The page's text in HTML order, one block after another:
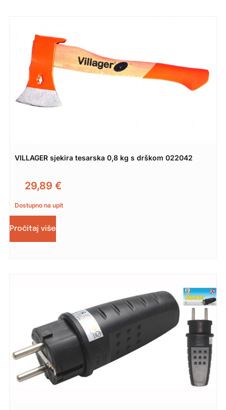
VILLAGER sjekira tesarska 0,8 kg s drškom 022042
29,89 €
Dostupno na upit
Pročitaj više